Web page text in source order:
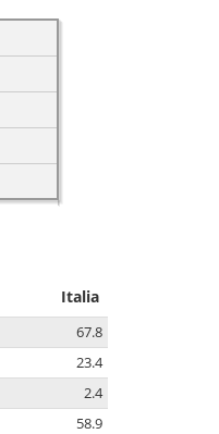
Italia
67.8
23.4
2.4
58.9